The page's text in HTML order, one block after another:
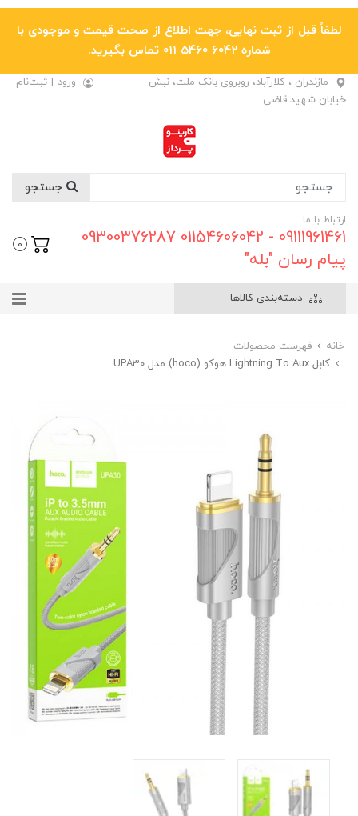
لطفاً قبل از ثبت نهایی، جهت اطلاع از صحت قیمت و موجودی با
شماره 6042 5460 011 تماس بگیرید.
مازندران ، کلارآباد، روبروی بانک ملت، نبش
خیابان شهید قاضی
ورود | ثبت‌نام
ارتباط با ما
09111961461 - 01154606042 09300376287
پیام رسان "بله"
0
دسته‌بندی کالاها
خانه
فهرست محصولات
کابل Lightning To Aux هوکو (hoco) مدل UPA30